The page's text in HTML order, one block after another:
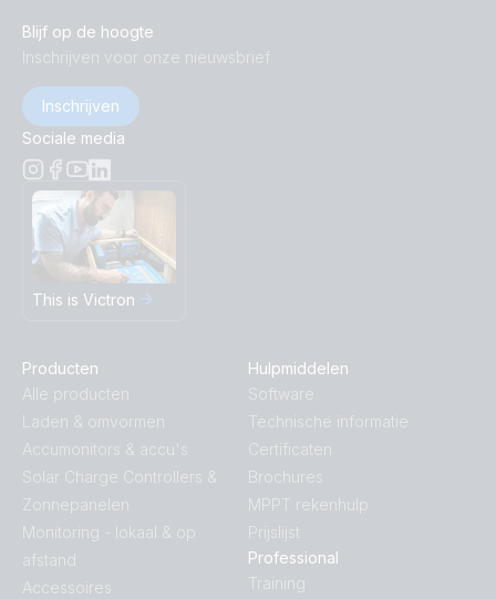
Blijf op de hoogte
Inschrijven voor onze nieuwsbrief
Inschrijven
Sociale media
This is Victron
Producten
Alle producten
Laden & omvormen
Accumonitors & accu's
Solar Charge Controllers &
Zonnepanelen
Monitoring - lokaal & op
afstand
Accessoires
Hulpmiddelen
Software
Technische informatie
Certificaten
Brochures
MPPT rekenhulp
Prijslijst
Professional
Training